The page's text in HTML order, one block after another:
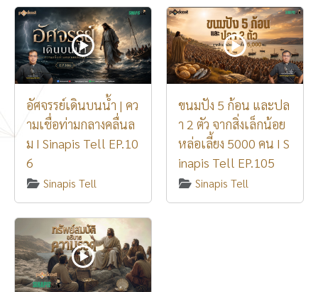
อัศจรรย์เดินบนน้ำ | คว
ามเชื่อท่ามกลางคลื่นล
ม I Sinapis Tell EP.10
6
Sinapis Tell
ขนมปัง 5 ก้อน และปล
า 2 ตัว จากสิ่งเล็กน้อย
หล่อเลี้ยง 5000 คน I S
inapis Tell EP.105
Sinapis Tell